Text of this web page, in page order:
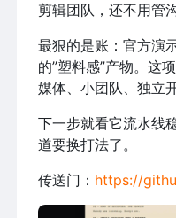
剪辑团队，还不用管
最狠的是账：官方演
的”塑料感”产物。这
媒体、小团队、独立
下一步就看它流水线
道要换打法了。
传送门： https://